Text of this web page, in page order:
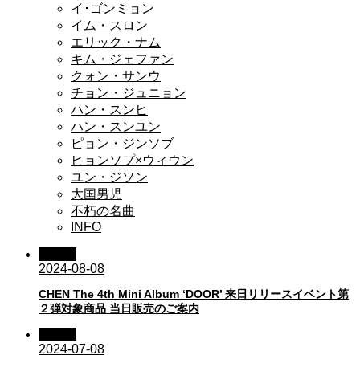
イ･ゴンミョン
イム・スロン
エリック・ナム
キム・ジェファン
クォン・サンウ
チョン・ジュニョン
ハン・スンヒ
ハン・スンユン
ピョン・ジンソブ
ヒョンソプ×ウィウン
ユン・ジソン
大国男児
不朽の名曲
INFO
2024-08-08
CHEN The 4th Mini Album ‘DOOR’ 来日リリースイベント第
２弾対象商品 当日販売のご案内
2024-07-08